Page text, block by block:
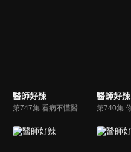
醫師好辣 醫師好辣